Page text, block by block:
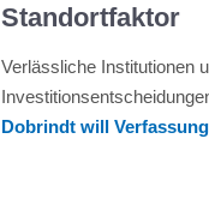
Standortfaktor
Verlässliche Institutionen
Dobrindt will